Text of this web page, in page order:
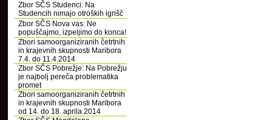
Zbor SČS Studenci: Na
Studencih nimajo otroških igrišč
Zbor SČS Nova vas: Ne
popuščajmo, izpeljimo do konca!
Zbori samoorganiziranih četrtnih
in krajevnih skupnosti Maribora
7.4. do 11.4.2014
Zbor SČS Pobrežje: Na Pobrežju
je najbolj pereča problematika
promet
Zbori samoorganiziranih četrtnih
in krajevnih skupnosti Maribora
od 14. do 18. aprila 2014